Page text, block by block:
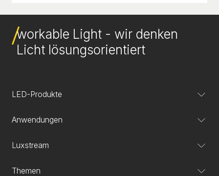
workable Light - wir denken
Licht lösungsorientiert
LED-Produkte
Anwendungen
Luxstream
Themen